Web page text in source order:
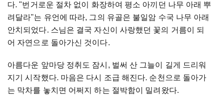
다. "번거로운 절차 없이 화장하여 평소 아끼던 나무 아래 뿌
려달라"는 유언에 따라, 그의 유골은 불일암 수국 나무 아래
안치되었다. 스님은 결국 자신이 사랑했던 꽃의 거름이
되
어 자연으로 돌아가신 것이다.
아름다운 앞마당 정취도 잠시 , 벌써 산 그늘이 길게
드리워
지기
시작했다. 마음은 다시 조급 해진다. 순천으로 돌아가
는 막차를 놓치면 어쩌지 하는 절박함이 밀려왔다.